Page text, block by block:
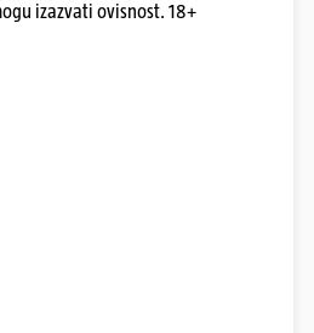
izazvati ovisnost. 18+